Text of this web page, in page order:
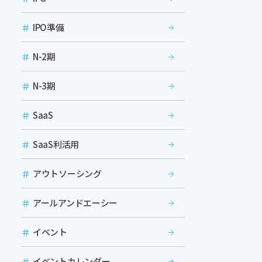
IPO準備
N-2期
N-3期
SaaS
SaaS利活用
アウトソーシング
アールアンドエーシー
イベント